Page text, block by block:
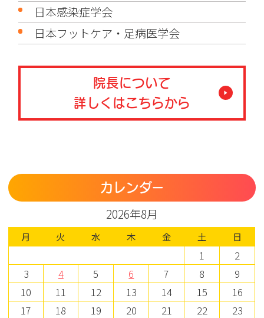
日本感染症学会
日本フットケア・足病医学会
院長について
詳しくはこちらから
カレンダー
2026年8月
月 火 水 木 金 土 日
1
2
3
4 5 6 7 8
9
10
11 12 13 14 15
16
17
18 19 20 21 22
23